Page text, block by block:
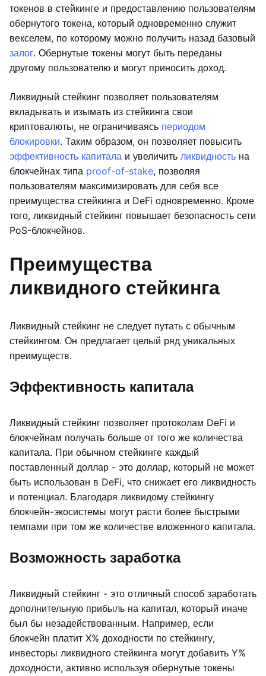
токенов в стейкинге и предоставлению пользователям
обернутого токена, который одновременно служит
векселем, по которому можно получить назад базовый
залог. Обернутые токены могут быть переданы
другому пользователю и могут приносить доход.
Ликвидный стейкинг позволяет пользователям
вкладывать и изымать из стейкинга свои
криптовалюты, не ограничиваясь периодом
блокировки. Таким образом, он позволяет повысить
эффективность капитала и увеличить ликвидность на
блокчейнах типа proof-of-stake, позволяя
пользователям максимизировать для себя все
преимущества стейкинга и DeFi одновременно. Кроме
того, ликвидный стейкинг повышает безопасность сети
PoS-блокчейнов.
Преимущества
ликвидного стейкинга
Ликвидный стейкинг не следует путать с обычным
стейкингом. Он предлагает целый ряд уникальных
преимуществ.
Эффективность капитала
Ликвидный стейкинг позволяет протоколам DeFi и
блокчейнам получать больше от того же количества
капитала. При обычном стейкинге каждый
поставленный доллар - это доллар, который не может
быть использован в DeFi, что снижает его ликвидность
и потенциал. Благодаря ликвидому стейкингу
блокчейн-экосистемы могут расти более быстрыми
темпами при том же количестве вложенного капитала.
Возможность заработка
Ликвидный стейкинг - это отличный способ заработать
дополнительную прибыль на капитал, который иначе
был бы незадействованным. Например, если
блокчейн платит X% доходности по стейкингу,
инвесторы ликвидного стейкинга могут добавить Y%
доходности, активно используя обернутые токены